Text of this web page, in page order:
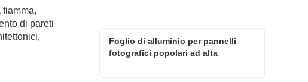
di pareti
Foglio di alluminio per pannelli
fotografici popolari ad alta